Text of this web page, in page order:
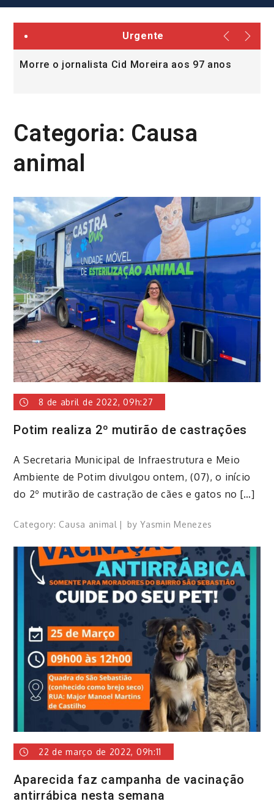
Urgente
Morre o jornalista Cid Moreira aos 97 anos
Categoria: Causa
animal
8 de abril de 2022, 09h:27
Potim realiza 2º mutirão de castrações
​A Secretaria Municipal de Infraestrutura e Meio
Ambiente de Potim divulgou ontem, (07), o início
do 2º mutirão de castração de cães e gatos no […]
Category: Causa animal byYasmin Menezes
22 de março de 2022, 09h:11
Aparecida faz campanha de vacinação
antirrábica nesta semana